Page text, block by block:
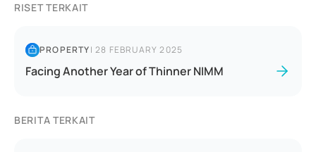
RISET TERKAIT
PROPERTY|28 FEBRUARY 2025
Facing Another Year of Thinner NIMM
BERITA TERKAIT